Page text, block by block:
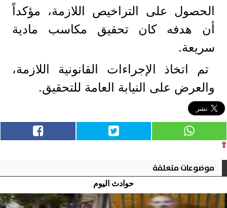
الحصول على التراخيص اللازمة، مؤكداً
أن هدفه كان تحقيق مكاسب مادية
سريعة.
تم اتخاذ الإجراءات القانونية اللازمة،
والعرض على النيابة العامة للتحقيق.
⇧
موضوعات متعلقة
حوادث اليوم